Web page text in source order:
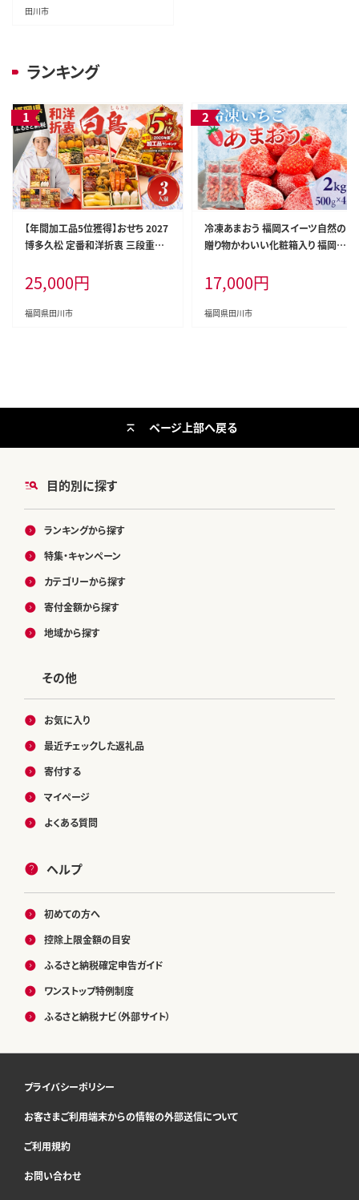
田川市
ランキング
【年間加工品5位獲得】おせち 2027
博多久松 定番和洋折衷 三段重お
せち料理 重箱 お正月 冷凍おせち
縁起物 祝箸付 福岡 年末配送
25,000円
福岡県田川市
冷凍あまおう 福岡スイーツ自然の
贈り物かわいい化粧箱入り 福岡県
チゴ 苺 お取り寄せグルメ お取り寄
せ 福岡 お土産 九州 福岡土産 取り
寄せ グルメ 福岡県
17,000円
福岡県田川市
目的別に探す
ランキングから探す
特集・キャンペーン
カテゴリーから探す
寄付金額から探す
地域から探す
その他
お気に入り
最近チェックした返礼品
寄付する
マイページ
よくある質問
ヘルプ
初めての方へ
控除上限金額の目安
ふるさと納税確定申告ガイド
ワンストップ特例制度
ふるさと納税ナビ（外部サイト）
ページ上部へ戻る
プライバシーポリシー
お客さまご利用端末からの情報の外部送信について
ご利用規約
お問い合わせ